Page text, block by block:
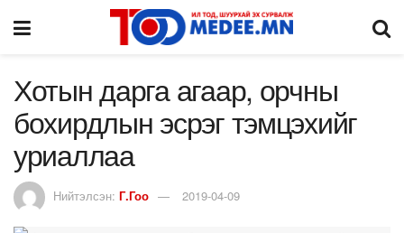
Хотын дарга агаар, орчны
бохирдлын эсрэг тэмцэхийг
уриаллаа
Нийтэлсэн: Г.Гоо 2019-04-09